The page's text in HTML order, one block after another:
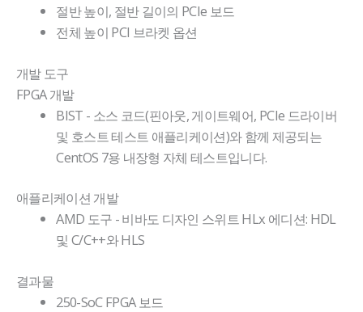
절반 높이, 절반 길이의 PCIe 보드
전체 높이 PCI 브라켓 옵션
개발 도구
FPGA 개발
BIST - 소스 코드(핀아웃, 게이트웨어, PCIe 드라이버
및 호스트 테스트 애플리케이션)와 함께 제공되는
CentOS 7용 내장형 자체 테스트입니다.
애플리케이션 개발
AMD 도구 - 비바도 디자인 스위트 HLx 에디션: HDL
및 C/C++와 HLS
결과물
250-SoC FPGA 보드